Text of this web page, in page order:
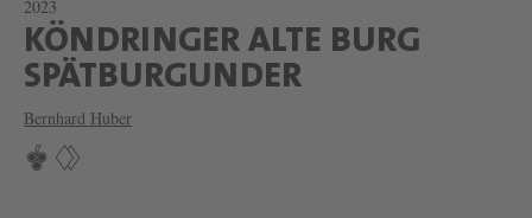
2023
KÖNDRINGER ALTE BURG
SPÄTBURGUNDERW
Bernhard Huber